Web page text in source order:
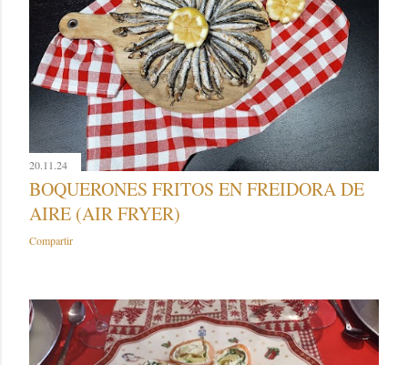
20.11.24
BOQUERONES FRITOS EN FREIDORA DE
AIRE (AIR FRYER)
Compartir